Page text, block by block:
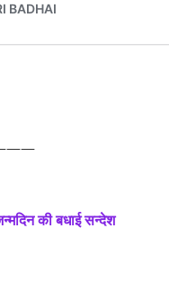
की बधाई सन्देश